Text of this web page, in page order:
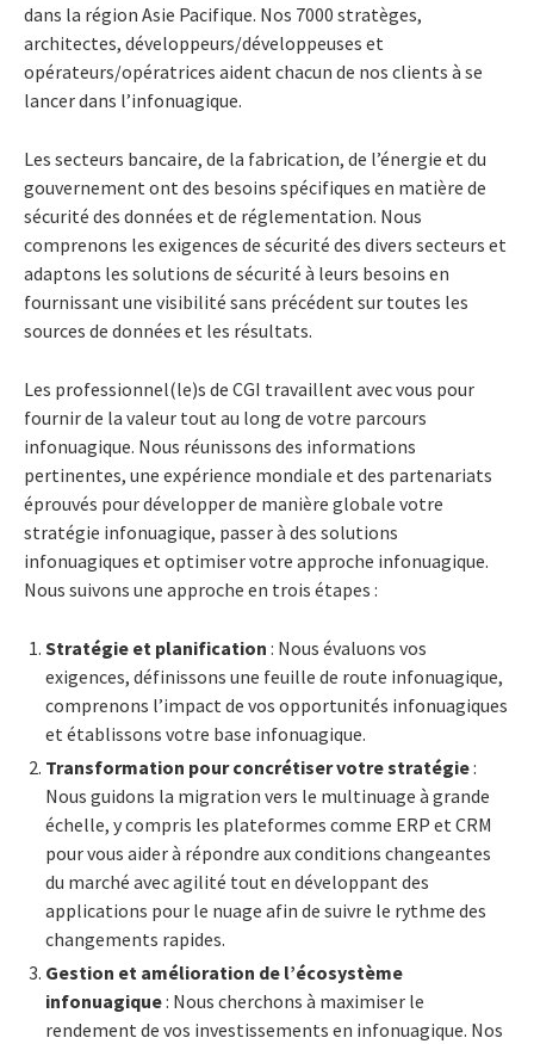
dans la région Asie Pacifique. Nos 7000 stratèges,
architectes, développeurs/développeuses et
opérateurs/opératrices aident chacun de nos clients à se
lancer dans l’infonuagique.
Les secteurs bancaire, de la fabrication, de l’énergie et du
gouvernement ont des besoins spécifiques en matière de
sécurité des données et de réglementation. Nous
comprenons les exigences de sécurité des divers secteurs et
adaptons les solutions de sécurité à leurs besoins en
fournissant une visibilité sans précédent sur toutes les
sources de données et les résultats.
Les professionnel(le)s de CGI travaillent avec vous pour
fournir de la valeur tout au long de votre parcours
infonuagique. Nous réunissons des informations
pertinentes, une expérience mondiale et des partenariats
éprouvés pour développer de manière globale votre
stratégie infonuagique, passer à des solutions
infonuagiques et optimiser votre approche infonuagique.
Nous suivons une approche en trois étapes :
Stratégie et planification : Nous évaluons vos
exigences, définissons une feuille de route infonuagique,
comprenons l’impact de vos opportunités infonuagiques
et établissons votre base infonuagique.
Transformation pour concrétiser votre stratégie:
Nous guidons la migration vers le multinuage à grande
échelle, y compris les plateformes comme ERP et CRM
pour vous aider à répondre aux conditions changeantes
du marché avec agilité tout en développant des
applications pour le nuage afin de suivre le rythme des
changements rapides.
Gestion et amélioration de l’écosystème
infonuagique: Nous cherchons à maximiser le
rendement de vos investissements en infonuagique. Nos